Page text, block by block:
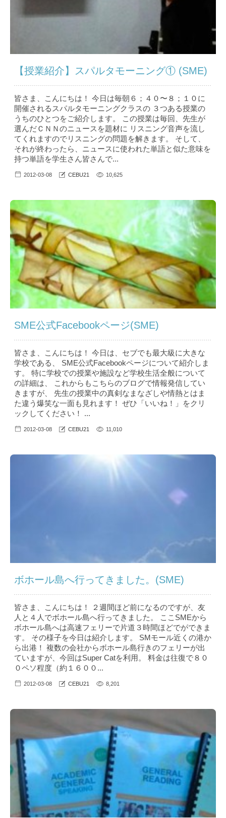
【授業紹介】スパルタモーニング① (SME)
皆さま、こんにちは！ 今日は毎朝６；４０〜８；１０に
開催されるスパルタモーニングクラスの ３つある授業の
うちのひとつをご紹介します。 この授業は毎回、先生が
選んだＣＮＮのニュースを題材に リスニング音声を流し
てくれますのでリスニングの問題を解きます。 そして、
それが終わったら、ニュースに使われた単語と似た意味を
持つ単語を学生さん皆さんで...
2012-03-08 CEBU21 10,625
SME公式Facebookページ(SME)
皆さま、こんにちは！ 今日は、セブでも最大級に大きな
学校である、 SME公式Facebookページについて紹介しま
す。 特に学校での授業や施設など学校生活全般について
の詳細は、 これからもこちらのブログで情報発信してい
きますが、 先生の授業中の真剣なまなざしや情熱とはま
た違う爆笑な一面も見れます！ ぜひ「いいね！」をクリ
ックしてください！ ...
2012-03-08 CEBU21 11,010
ボホール島へ行ってきました。(SME)
皆さま、こんにちは！ ２週間ほど前になるのですが、友
人と４人でボホール島へ行ってきました。 ここSMEから
ボホール島へは高速フェリーで片道３時間ほどでができま
す。 その様子を今日は紹介します。 SMモール近くの港か
ら出港！ 複数の会社からボホール島行きのフェリーが出
ていますが、今回はSuper Catを利用。 料金は往復で８０
０ペソ程度（約１６００...
2012-03-08 CEBU21 8,201